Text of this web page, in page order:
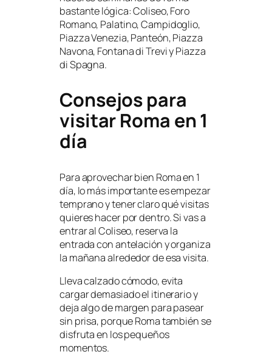
bastante lógica: Coliseo, Foro
Romano, Palatino, Campidoglio,
Piazza Venezia, Panteón, Piazza
Navona, Fontana di Trevi y Piazza
di Spagna.
Consejos para
visitar Roma en 1
día
Para aprovechar bien Roma en 1
día, lo más importante es empezar
temprano y tener claro qué visitas
quieres hacer por dentro. Si vas a
entrar al Coliseo, reserva la
entrada con antelación y organiza
la mañana alrededor de esa visita.
Lleva calzado cómodo, evita
cargar demasiado el itinerario y
deja algo de margen para pasear
sin prisa, porque Roma también se
disfruta en los pequeños
momentos.